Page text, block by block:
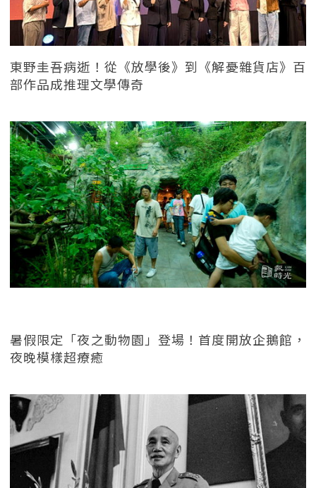
東野圭吾病逝！從《放學後》到《解憂雜貨店》百
部作品成推理文學傳奇
暑假限定「夜之動物園」登場！首度開放企鵝館，
夜晚模樣超療癒